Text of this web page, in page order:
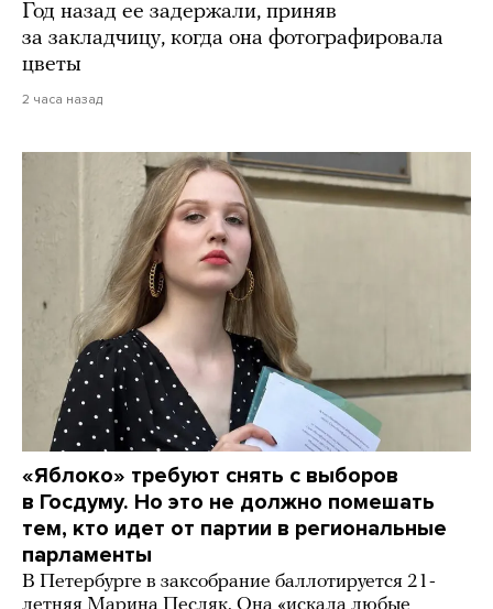
Год назад ее задержали, приняв
за закладчицу, когда она фотографировала
цветы
2 часа назад
«Яблоко» требуют снять с выборов
в Госдуму. Но это не должно помешать
тем, кто идет от партии в региональные
парламенты
В Петербурге в заксобрание баллотируется 21-